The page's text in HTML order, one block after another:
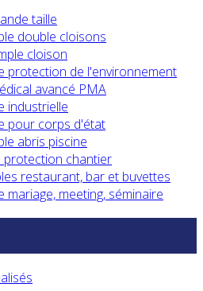
taille
double cloisons
cloison
protection de l'environnement
avancé PMA
industrielle
pour corps d'état
abris piscine
protection chantier
restaurant, bar et buvettes
mariage, meeting, séminaire